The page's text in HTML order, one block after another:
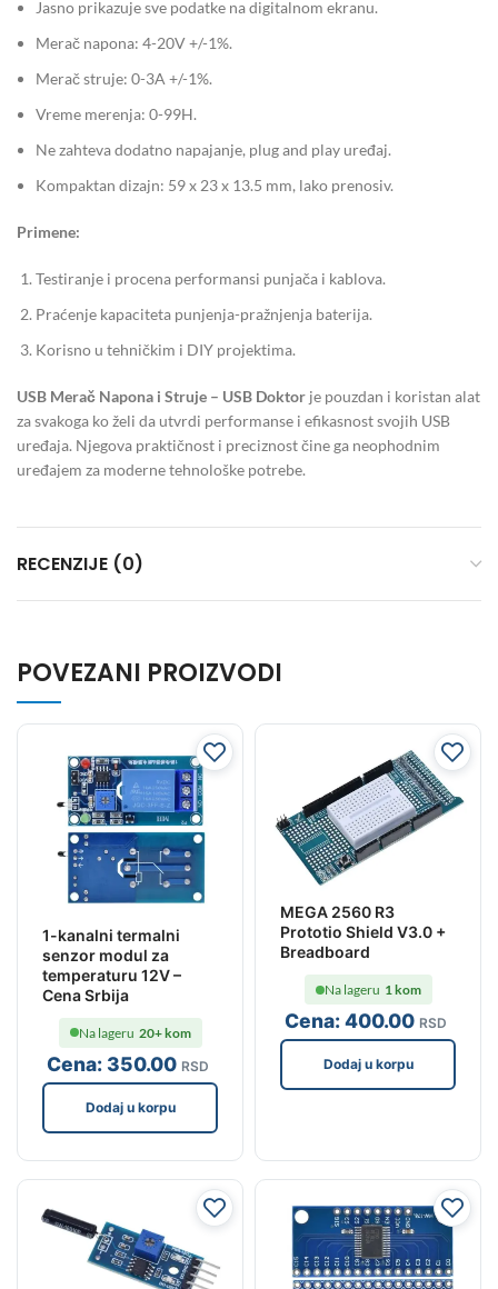
Jasno prikazuje sve podatke na digitalnom ekranu.
Merač napona: 4-20V +/-1%.
Merač struje: 0-3A +/-1%.
Vreme merenja: 0-99H.
Ne zahteva dodatno napajanje, plug and play uređaj.
Kompaktan dizajn: 59 x 23 x 13.5 mm, lako prenosiv.
Primene:
Testiranje i procena performansi punjača i kablova.
Praćenje kapaciteta punjenja-pražnjenja baterija.
Korisno u tehničkim i DIY projektima.
USB Merač Napona i Struje – USB Doktor je pouzdan i koristan alat
za svakoga ko želi da utvrdi performanse i efikasnost svojih USB
uređaja. Njegova praktičnost i preciznost čine ga neophodnim
uređajem za moderne tehnološke potrebe.
RECENZIJE (0)
POVEZANI PROIZVODI
1-kanalni termalni
senzor modul za
temperaturu 12V –
Cena Srbija
Cena:350.00 RSD
Na lageru 20+ kom
Dodaj u korpu
MEGA 2560 R3
Prototio Shield V3.0 +
Breadboard
Cena:400.00 RSD
Na lageru 1 kom
Dodaj u korpu